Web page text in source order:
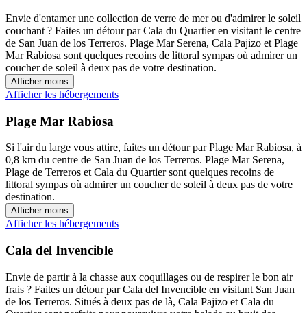
Envie d'entamer une collection de verre de mer ou d'admirer le soleil
couchant ? Faites un détour par Cala du Quartier en visitant le centre
de San Juan de los Terreros. Plage Mar Serena, Cala Pajizo et Plage
Mar Rabiosa sont quelques recoins de littoral sympas où admirer un
coucher de soleil à deux pas de votre destination.
Afficher moins
Afficher les hébergements
Plage Mar Rabiosa
Si l'air du large vous attire, faites un détour par Plage Mar Rabiosa, à
0,8 km du centre de San Juan de los Terreros. Plage Mar Serena,
Plage de Terreros et Cala du Quartier sont quelques recoins de
littoral sympas où admirer un coucher de soleil à deux pas de votre
destination.
Afficher moins
Afficher les hébergements
Cala del Invencible
Envie de partir à la chasse aux coquillages ou de respirer le bon air
frais ? Faites un détour par Cala del Invencible en visitant San Juan
de los Terreros. Situés à deux pas de là, Cala Pajizo et Cala du